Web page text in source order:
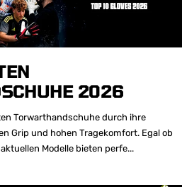
2026
Torwarthandschuhe durch ihre
Grip und hohen Tragekomfort. Egal ob
Modelle bieten perfe...